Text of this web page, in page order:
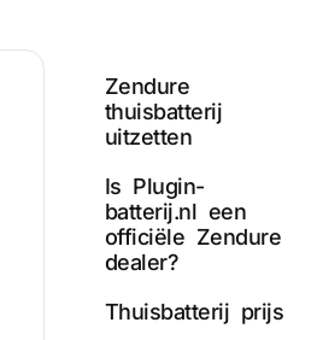
Zendure
thuisbatterij
uitzetten
Is Plugin-
batterij.nl een
officiële Zendure
dealer?
Thuisbatterij prijs